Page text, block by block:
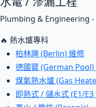
Plumbing & Engineering -
🔥 熱水爐專科
柏林牌 (Berlin) 維修
德國寶 (German Pool)
煤氣熱水爐 (Gas
即熱式 / 儲水式 (E1/E3